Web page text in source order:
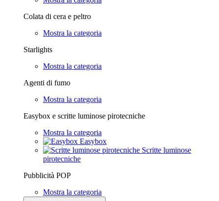
Colata di cera e peltro
Mostra la categoria
Starlights
Mostra la categoria
Agenti di fumo
Mostra la categoria
Easybox e scritte luminose pirotecniche
Mostra la categoria
Easybox
Scritte luminose
pirotecniche
Pubblicità POP
Mostra la categoria